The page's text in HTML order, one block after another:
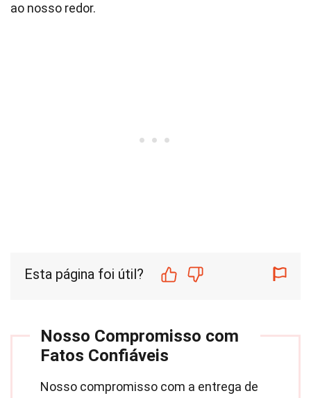
ao nosso redor.
Esta página foi útil?
Nosso Compromisso com
Fatos Confiáveis
Nosso compromisso com a entrega de